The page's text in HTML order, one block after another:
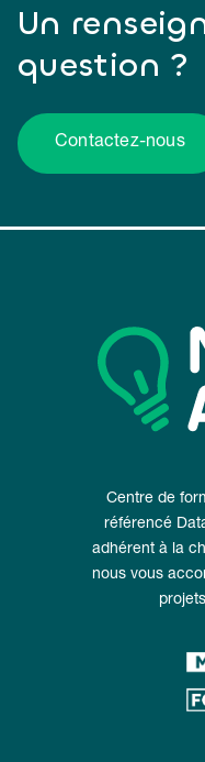
Un
question ?
Contactez-nous
Centre de
référencé
adhérent à la
nous vous